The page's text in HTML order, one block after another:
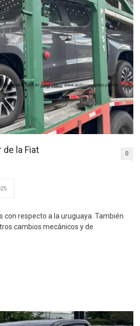
la Fiat
0
con respecto a la uruguaya. También
cambios mecánicos y de